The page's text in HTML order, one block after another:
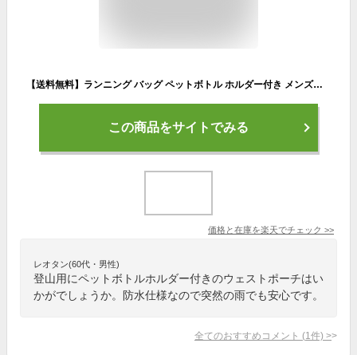
【送料無料】ランニング バッグ ペットボトル ホルダー付き メンズ・レディース兼用 防水 ウェストポーチ スボーツ用ウェストバッグ ウォーキングバッグ ジョギングポーチ 登山 遠足 夜間ウォーキング サイクリング ランニング・ジョギング 旅行
この商品をサイトでみる
価格と在庫を楽天でチェック >>
レオタン(60代・男性)
登山用にペットボトルホルダー付きのウェストポーチはい
かがでしょうか。防水仕様なので突然の雨でも安心です。
全てのおすすめコメント (1 件) >